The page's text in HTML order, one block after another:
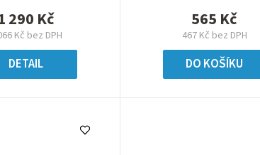
Kč bez DPH
290 Kč
DETAIL
467 Kč bez DPH
565 Kč
DO KOŠÍKU